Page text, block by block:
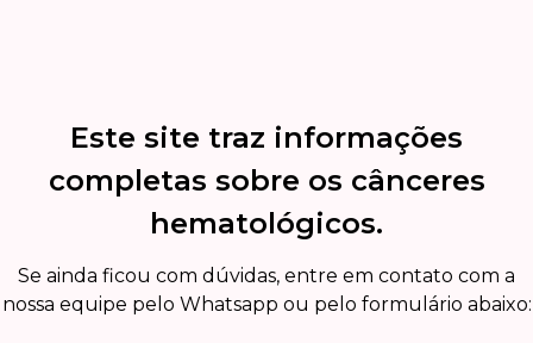
Este site traz informações
completas sobre os cânceres
hematológicos.
Se ainda ficou com dúvidas, entre em contato com a
nossa equipe pelo Whatsapp ou pelo formulário abaixo: